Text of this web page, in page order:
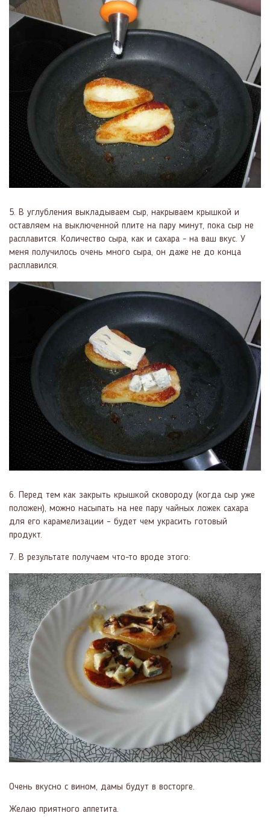
5. В углубления выкладываем сыр, накрываем крышкой и
оставляем на выключенной плите на пару минут, пока сыр не
расплавится. Количество сыра, как и сахара - на ваш вкус. У
меня получилось очень много сыра, он даже не до конца
расплавился.
6. Перед тем как закрыть крышкой сковороду (когда сыр уже
положен), можно насыпать на нее пару чайных ложек сахара
для его карамелизации – будет чем украсить готовый
продукт.
7. В результате получаем что-то вроде этого:
Очень вкусно с вином, дамы будут в восторге.
Желаю приятного аппетита.